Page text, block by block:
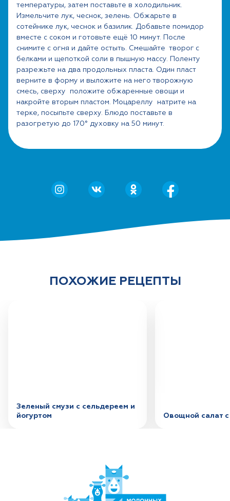
температуры, затем поставьте в холодильник.
Измельчите лук, чеснок, зелень. Обжарьте в
сотейнике лук, чеснок и базилик. Добавьте помидор
вместе с соком и готовьте ещё 10 минут. После
снимите с огня и дайте остыть. Смешайте творог с
белками и щепоткой соли в пышную массу. Поленту
разрежьте на два продольных пласта. Один пласт
верните в форму и выложите на него творожную
смесь, сверху положите обжаренные овощи и
накройте вторым пластом. Моцареллу натрите на
терке, посыпьте сверху. Блюдо поставьте в
разогретую до 170° духовку на 50 минут.
ПОХОЖИЕ РЕЦЕПТЫ
Зеленый смузи с сельдереем и
йогуртом
Овощной салат